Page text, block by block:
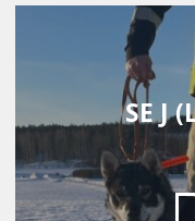
SE J